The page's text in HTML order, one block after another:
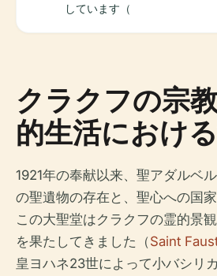
しています（
クラクフの宗
的生活におけ
1921年の奉献以来、聖アダルベ
の聖遺物の存在と、聖心への国
この大聖堂はクラクフの霊的景
を果たしてきました（Saint
皇ヨハネ23世によって小バシリ